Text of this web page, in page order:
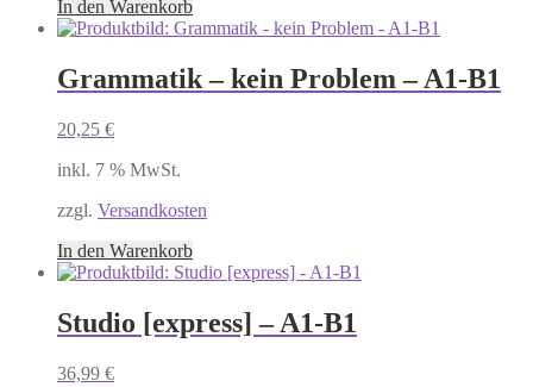
In den Warenkorb
Grammatik – kein Problem – A1-B1
20,25 €
inkl. 7 % MwSt.
zzgl. Versandkosten
In den Warenkorb
Studio [express] – A1-B1
36,99 €